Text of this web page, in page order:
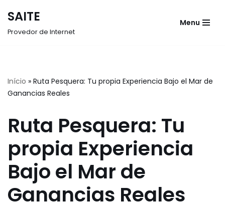
SAITE
Provedor de Internet
Menu
Início » Ruta Pesquera: Tu propia Experiencia Bajo el Mar de
Ganancias Reales
Ruta Pesquera: Tu
propia Experiencia
Bajo el Mar de
Ganancias Reales